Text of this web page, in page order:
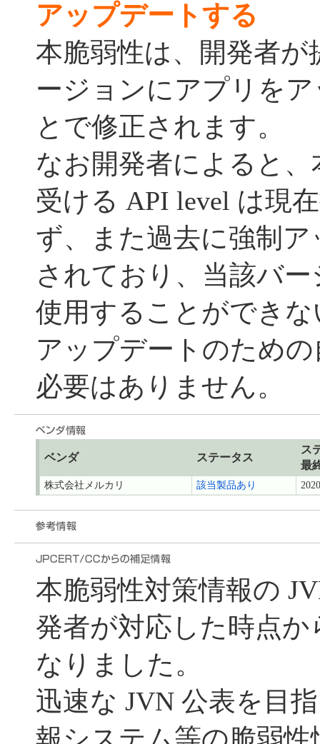
アップデートする
本脆弱性は、開発者が
ージョンにアプリを
とで修正されます。
なお開発者によると
受ける API level は現
ず、また過去に強制
されており、当該バ
使用することができ
アップデートのため
必要はありません。
ベンダ ステータス
ス
最
株式会社メルカリ 該当製品あり
本脆弱性対策情報の
発者が対応した時点か
なりました。
迅速な JVN 公表を目